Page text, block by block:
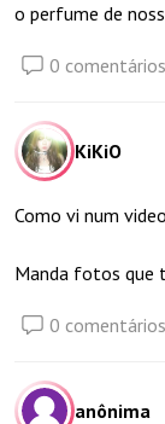
o perfume de
0 comentários
KiKiO
Como vi num
Manda fotos que
0 comentários
anônima